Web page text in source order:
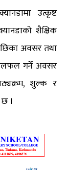
उत्कृष्ट
शैक्षिक
अवसर तथा
गर्ने अवसर
शुल्क र
।